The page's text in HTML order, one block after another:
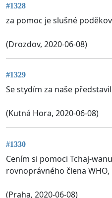
#1328
za pomoc je slušné
(Drozdov, 2020-06-08)
#1329
Se stydím za naše
(Kutná Hora, 2020-06-08)
#1330
Cením si pomoci Tchaj-
rovnoprávného člena WHO,
(Praha, 2020-06-08)